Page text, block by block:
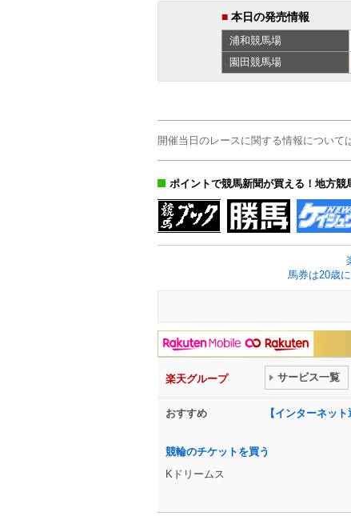
■ 本日の発売情報
浦和競馬場
園田競馬場
開催当日のレースに関する情報について
ポイントで競馬新聞が買える！地方競
馬券は20歳
楽天グループ サービス一覧
おすすめ 【インターネッ
競輪のチケットを買う
Kドリームス